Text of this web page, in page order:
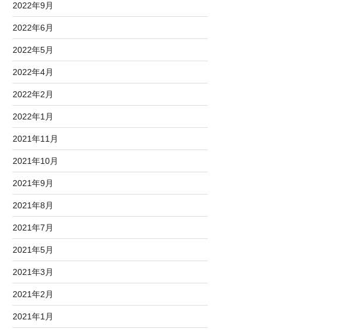
2022年9月
2022年6月
2022年5月
2022年4月
2022年2月
2022年1月
2021年11月
2021年10月
2021年9月
2021年8月
2021年7月
2021年5月
2021年3月
2021年2月
2021年1月